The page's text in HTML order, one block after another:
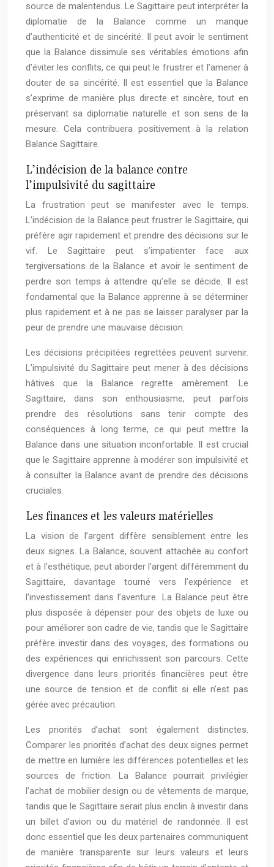
source de malentendus. Le Sagittaire peut interpréter la
diplomatie de la Balance comme un manque
d’authenticité et de sincérité. Il peut avoir le sentiment
que la Balance dissimule ses véritables émotions afin
d’éviter les conflits, ce qui peut le frustrer et l’amener à
douter de sa sincérité. Il est essentiel que la Balance
s’exprime de manière plus directe et sincère, tout en
préservant sa diplomatie naturelle et son sens de la
mesure. Cela contribuera positivement à la relation
Balance Sagittaire.
L’indécision de la balance contre
l’impulsivité du sagittaire
La frustration peut se manifester avec le temps.
L’indécision de la Balance peut frustrer le Sagittaire, qui
préfère agir rapidement et prendre des décisions sur le
vif. Le Sagittaire peut s’impatienter face aux
tergiversations de la Balance et avoir le sentiment de
perdre son temps à attendre qu’elle se décide. Il est
fondamental que la Balance apprenne à se déterminer
plus rapidement et à ne pas se laisser paralyser par la
peur de prendre une mauvaise décision.
Les décisions précipitées regrettées peuvent survenir.
L’impulsivité du Sagittaire peut mener à des décisions
hâtives que la Balance regrette amèrement. Le
Sagittaire, dans son enthousiasme, peut parfois
prendre des résolutions sans tenir compte des
conséquences à long terme, ce qui peut mettre la
Balance dans une situation inconfortable. Il est crucial
que le Sagittaire apprenne à modérer son impulsivité et
à consulter la Balance avant de prendre des décisions
cruciales.
Les finances et les valeurs matérielles
La vision de l’argent diffère sensiblement entre les
deux signes. La Balance, souvent attachée au confort
et à l’esthétique, peut aborder l’argent différemment du
Sagittaire, davantage tourné vers l’expérience et
l’investissement dans l’aventure. La Balance peut être
plus disposée à dépenser pour des objets de luxe ou
pour améliorer son cadre de vie, tandis que le Sagittaire
préfère investir dans des voyages, des formations ou
des expériences qui enrichissent son parcours. Cette
divergence dans leurs priorités financières peut être
une source de tension et de conflit si elle n’est pas
gérée avec précaution.
Les priorités d’achat sont également distinctes.
Comparer les priorités d’achat des deux signes permet
de mettre en lumière les différences potentielles et les
sources de friction. La Balance pourrait privilégier
l’achat de mobilier design ou de vêtements de marque,
tandis que le Sagittaire serait plus enclin à investir dans
un billet d’avion ou du matériel de randonnée. Il est
donc essentiel que les deux partenaires communiquent
de manière transparente sur leurs valeurs et leurs